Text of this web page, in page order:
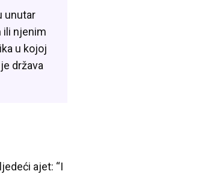
unutar
ili njenim
u kojoj
država
ajet: “I